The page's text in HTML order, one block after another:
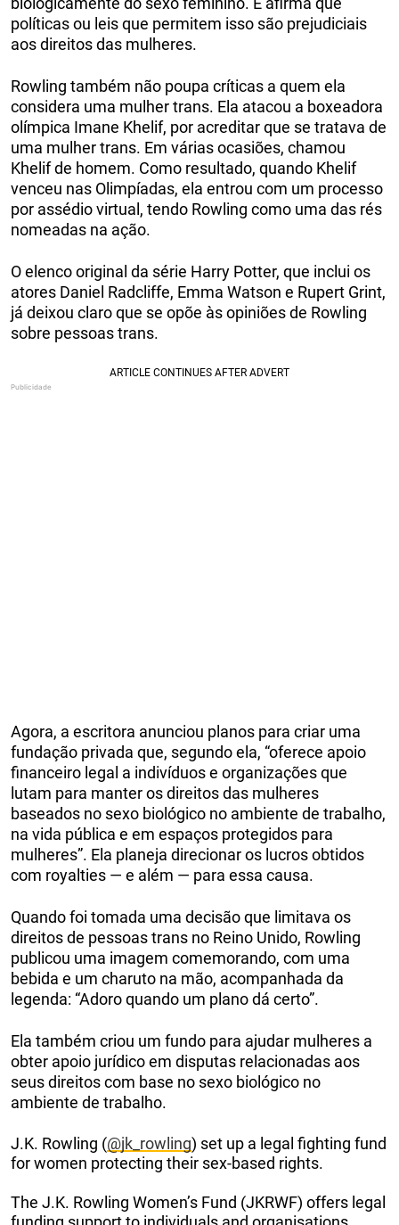
políticas ou leis que permitem isso são prejudiciais
aos direitos das mulheres.
Rowling também não poupa críticas a quem ela
considera uma mulher trans. Ela atacou a boxeadora
olímpica Imane Khelif, por acreditar que se tratava de
uma mulher trans. Em várias ocasiões, chamou
Khelif de homem. Como resultado, quando Khelif
venceu nas Olimpíadas, ela entrou com um processo
por assédio virtual, tendo Rowling como uma das rés
nomeadas na ação.
O elenco original da série Harry Potter, que inclui os
atores Daniel Radcliffe, Emma Watson e Rupert Grint,
já deixou claro que se opõe às opiniões de Rowling
sobre pessoas trans.
Agora, a escritora anunciou planos para criar uma
fundação privada que, segundo ela, “oferece apoio
financeiro legal a indivíduos e organizações que
lutam para manter os direitos das mulheres
baseados no sexo biológico no ambiente de trabalho,
na vida pública e em espaços protegidos para
mulheres”. Ela planeja direcionar os lucros obtidos
com royalties — e além — para essa causa.
Quando foi tomada uma decisão que limitava os
direitos de pessoas trans no Reino Unido, Rowling
publicou uma imagem comemorando, com uma
bebida e um charuto na mão, acompanhada da
legenda: “Adoro quando um plano dá certo”.
Ela também criou um fundo para ajudar mulheres a
obter apoio jurídico em disputas relacionadas aos
seus direitos com base no sexo biológico no
ambiente de trabalho.
J.K. Rowling (@jk_rowling) set up a legal fighting fund
for women protecting their sex-based rights.
The J.K. Rowling Women’s Fund (JKRWF) offers legal